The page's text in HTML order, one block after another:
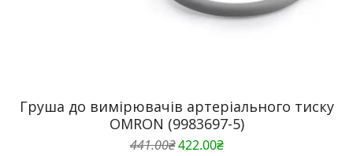
Груша до вимірювачів артеріального тиску
OMRON (9983697-5)
441.00₴ Оригінальна
422.00₴Поточна